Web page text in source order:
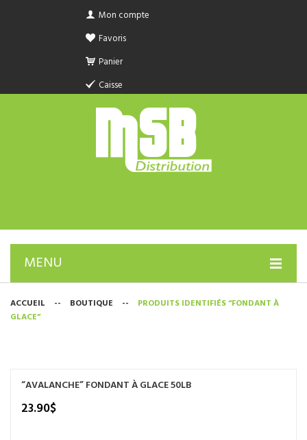
Mon compte
Favoris
Panier
Caisse
MENU
PRODUIT SANITAIRE.COM
QUI SOMMES-NOUS
CONTACTEZ NOUS
ACCUEIL -- BOUTIQUE --
PRODUITS IDENTIFIÉS “FONDANT À
GLACE”
“AVALANCHE” FONDANT À GLACE 50LB
23.90$